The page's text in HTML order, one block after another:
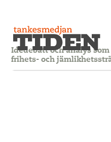
Idédebatt och analys
frihets- och